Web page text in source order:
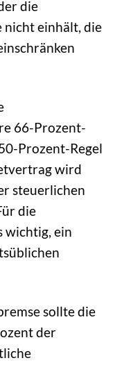
die
nicht einhält, die
66-Prozent-
Prozent-Regel
wird
steuerlichen
die
wichtig, ein
sollte die
der